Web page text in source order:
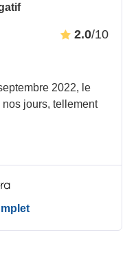
2.0/10
2022, le
jours, tellement